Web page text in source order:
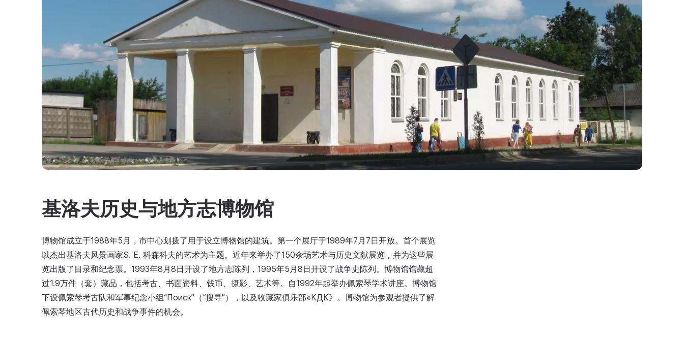
基洛夫历史与地方志博物馆
博物馆成立于1988年5月，市中心划拨了用于设立博物馆的建筑。第一个展厅于1989年7月7日开放。首个展览
以杰出基洛夫风景画家S. E. 科森科夫的艺术为主题。近年来举办了150余场艺术与历史文献展览，并为这些展
览出版了目录和纪念票。1993年8月8日开设了地方志陈列，1995年5月8日开设了战争史陈列。博物馆馆藏超
过1.9万件（套）藏品，包括考古、书面资料、钱币、摄影、艺术等。自1992年起举办佩索琴学术讲座。博物馆
下设佩索琴考古队和军事纪念小组“Поиск”（“搜寻”），以及收藏家俱乐部«КДК》。博物馆为参观者提供了解
佩索琴地区古代历史和战争事件的机会。